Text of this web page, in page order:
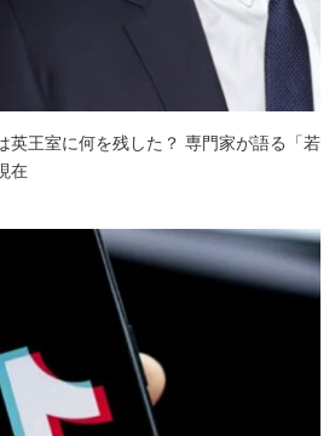
英王室に何を残した？ 専門家が語る「若
在